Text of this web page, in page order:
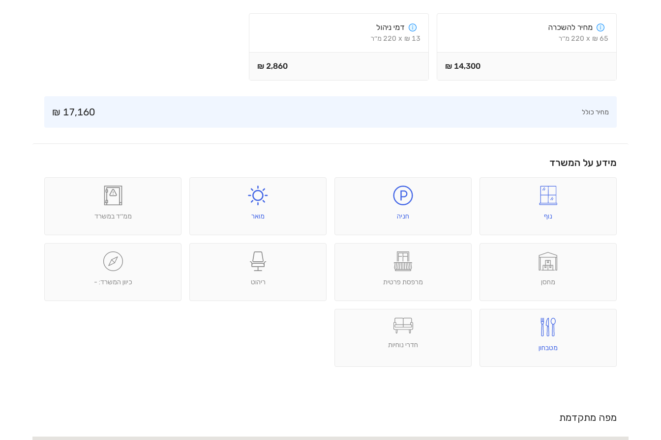
מחיר להשכרה
65
₪
x
220 מ׳׳ר
14,300
₪
דמי ניהול
13
₪
x
220 מ׳׳ר
2,860
₪
מחיר כולל 17,160
₪
מידע על המשרד
נוף חניה מואר ממ׳׳ד במשרד
מחסן מרפסת פרטית ריהוט כיוון המשרד: -
מטבחון חדרי נוחיות
מפה מתקדמת